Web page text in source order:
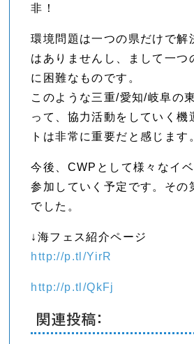
非！
環境問題は一つの県だけで解
はありませんし、まして一つ
に困難なものです。
このような三重/愛知/岐阜の
って、協力活動をしていく機
トは非常に重要だと感じます
今後、CWPとして様々なイ
参加していく予定です。その
でした。
↓海フェス紹介ページ
http://p.tl/YirR
http://p.tl/QkFj
関連投稿: